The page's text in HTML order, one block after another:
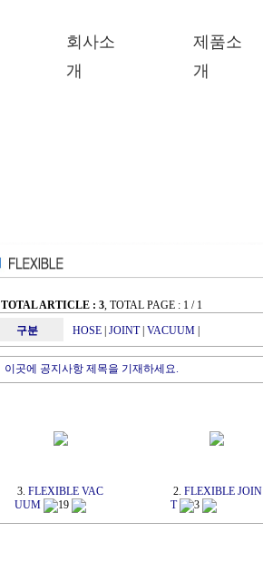
회사소
개
제품소
개
TOTAL ARTICLE : 3, TOTAL PAGE : 1 / 1
구분
HOSE JOINT VACUUM
이곳에 공지사항 제목을 기재하세요.
3. FLEXIBLE VAC
UUM
19
2. FLEXIBLE JOIN
T
3